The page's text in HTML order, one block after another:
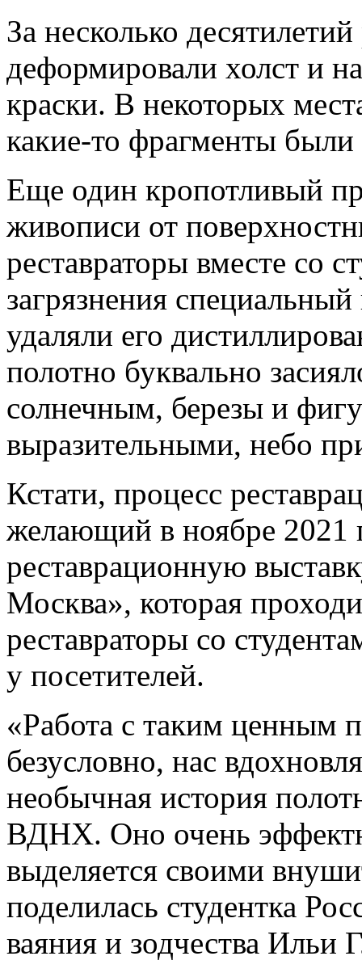
За несколько
деформировали холст и
краски. В некоторых
какие-то фрагменты были
Еще один кропотливый
живописи от
реставраторы вместе со
загрязнения
удаляли его
полотно буквально
солнечным, березы и
выразительными, небо
Кстати, процесс
желающий в ноябре 2021
реставрационную
Москва», которая
реставраторы со
у посетителей.
«Работа с таким ценным
безусловно, нас
необычная история
ВДНХ. Оно очень
выделяется своими
поделилась студентка
ваяния и зодчества Ильи